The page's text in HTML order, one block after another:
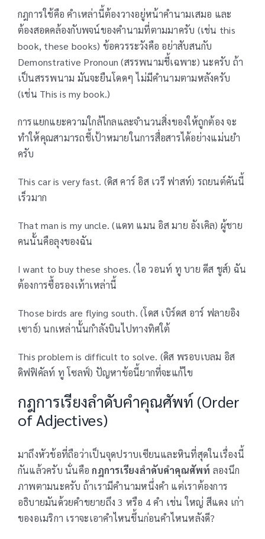
กฎการใช้คือ คำเหล่านี้ต้องวางอยู่หน้าคำนามเสมอ และ
ต้องสอดคล้องกับพจน์ของคำนามที่ตามมาครับ (เช่น this
book, these books) ข้อควรระวังคือ อย่าสับสนกับ
Demonstrative Pronoun (สรรพนามชี้เฉพาะ) นะครับ ถ้า
เป็นสรรพนาม มันจะยืนโดดๆ ไม่มีคำนามตามหลังครับ
(เช่น This is my book.)
การแยกแยะความใกล้ไกลและจำนวนสิ่งของให้ถูกต้อง จะ
ทำให้คุณสามารถชี้เป้าหมายในการสื่อสารได้อย่างแม่นยำ
ครับ
This car is very fast. (ดิส คาร์ อิส เวรี ฟาสท์) รถยนต์คันนี้
เร็วมาก
That man is my uncle. (แดท แมน อิส มาย อังเคิล) ผู้ชาย
คนนั้นคือลุงของฉัน
I want to buy these shoes. (ไอ วอนท์ ทู บาย ดีส ชูส์) ฉัน
ต้องการซื้อรองเท้าเหล่านี้
Those birds are flying south. (โดส เบิร์ดส อาร์ ฟลายอิง
เซาธ์) นกเหล่านั้นกำลังบินไปทางทิศใต้
This problem is difficult to solve. (ดิส พรอบเบลม อิส
ดิฟฟิคัลท์ ทู โซลฟ์) ปัญหาข้อนี้ยากที่จะแก้ไข
กฎการเรียงลำดับคำคุณศัพท์ (Order
of Adjectives)
มาถึงหัวข้อที่ถือว่าเป็นจุดปราบเซียนและหินที่สุดในเรื่องนี้
กันแล้วครับ นั่นคือกฎการเรียงลำดับคำคุณศัพท์ ลองนึก
ภาพตามนะครับ ถ้าเรามีคำนามหนึ่งคำ แต่เราต้องการ
อธิบายมันด้วยคำขยายถึง 3 หรือ 4 คำ เช่น ใหญ่ สีแดง เก่า
ของอเมริกา เราจะเอาคำไหนขึ้นก่อนคำไหนหลังดี?